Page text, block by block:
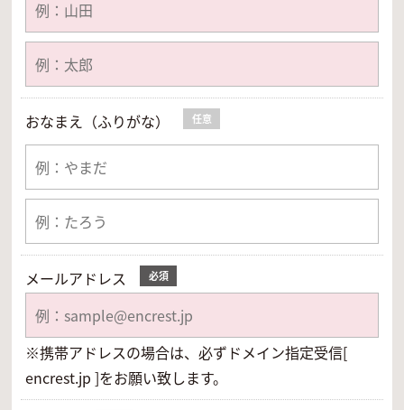
おなまえ（ふりがな） 任意
メールアドレス 必須
※携帯アドレスの場合は、必ずドメイン指定受信[
encrest.jp ]をお願い致します。